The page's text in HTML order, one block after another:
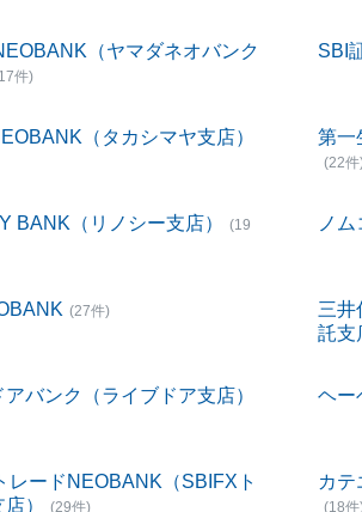
（ヤマダネオバンク
件)
SBI
（タカシマヤ支店） 第一
(22件
BANK（リノシー支店）
(19
ノ
(27件)
三井
託支
バンク（ライブドア支店） ヘー
レードNEOBANK（SBIFXト
）
(29件)
カ
(18件